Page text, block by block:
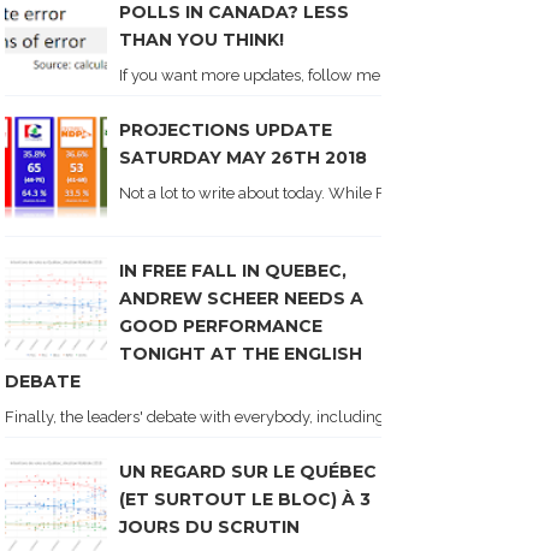
POLLS IN CANADA? LESS
THAN YOU THINK!
If you want more updates, follow me on Twitter . I'll post
PROJECTIONS UPDATE
SATURDAY MAY 26TH 2018
Not a lot to write about today. While Forum did come out
IN FREE FALL IN QUEBEC,
ANDREW SCHEER NEEDS A
GOOD PERFORMANCE
TONIGHT AT THE ENGLISH
DEBATE
Finally, the leaders' debate with everybody, including Justin Trudeau!
UN REGARD SUR LE QUÉBEC
(ET SURTOUT LE BLOC) À 3
JOURS DU SCRUTIN